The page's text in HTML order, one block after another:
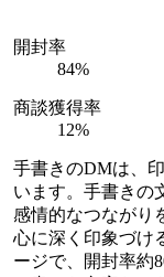
開封率
84%
商談獲得率
12%
手書きのDMは、
います。手書きの
感情的なつながり
心に深く印象づけることがで
ージで、開封率約